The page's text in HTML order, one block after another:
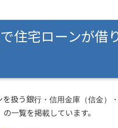
住宅ローンが借
扱う銀行・信用金庫（信金）
一覧を掲載しています。